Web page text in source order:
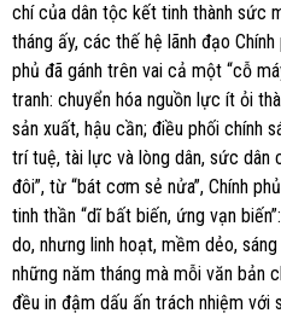
chí của dân tộc kết tinh thành sức
tháng ấy, các thế hệ lãnh đạo
phủ đã gánh trên vai cả một “cỗ
tranh: chuyển hóa nguồn lực ít ỏi
sản xuất, hậu cần; điều phối chính
trí tuệ, tài lực và lòng dân, sức dân
đôi”, từ “bát cơm sẻ nửa”, Chính
tinh thần “dĩ bất biến, ứng vạn
do, nhưng linh hoạt, mềm dẻo,
những năm tháng mà mỗi văn bản
đều in đậm dấu ấn trách nhiệm với